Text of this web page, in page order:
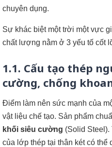
chuyên dụng.
Sự khác biệt một trời một vực
chất lượng nằm ở 3 yếu tố cốt
1.1. Cấu tạo thép
cường, chống
Điểm làm nên sức mạnh của
vật liệu chế tạo. Sản phẩm
khối siêu cường (Solid Steel).
của lớp thép tại thân két có thể